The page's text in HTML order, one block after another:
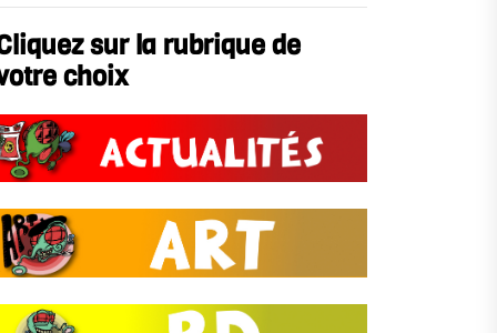
sur la rubrique de
choix